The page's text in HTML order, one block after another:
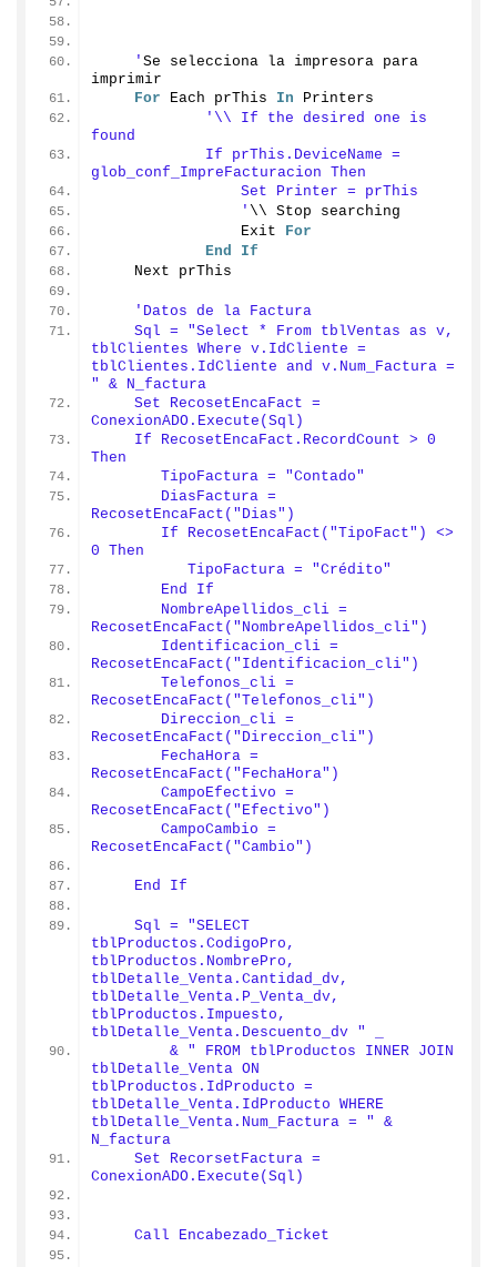
    '
Se selecciona la impresora para
imprimir
For Each prThis In Printers
'\\ If the desired one is
found
            If prThis.DeviceName =
glob_conf_ImpreFacturacion Then
                Set Printer = prThis
                '
\\ Stop searching
                Exit
For
End
If
    Next prThis
'Datos de la Factura
    Sql = "Select * From tblVentas as v,
tblClientes Where v.IdCliente =
tblClientes.IdCliente and v.Num_Factura =
" & N_factura
    Set RecosetEncaFact =
ConexionADO.Execute(Sql)
    If RecosetEncaFact.RecordCount > 0
Then
       TipoFactura = "Contado"
       DiasFactura =
RecosetEncaFact("Dias")
       If RecosetEncaFact("TipoFact") <>
0 Then
          TipoFactura = "Crédito"
       End If
       NombreApellidos_cli =
RecosetEncaFact("NombreApellidos_cli")
       Identificacion_cli =
RecosetEncaFact("Identificacion_cli")
       Telefonos_cli =
RecosetEncaFact("Telefonos_cli")
       Direccion_cli =
RecosetEncaFact("Direccion_cli")
       FechaHora =
RecosetEncaFact("FechaHora")
       CampoEfectivo =
RecosetEncaFact("Efectivo")
       CampoCambio =
RecosetEncaFact("Cambio")
    End If
    Sql = "SELECT
tblProductos.CodigoPro,
tblProductos.NombrePro,
tblDetalle_Venta.Cantidad_dv,
tblDetalle_Venta.P_Venta_dv,
tblProductos.Impuesto,
tblDetalle_Venta.Descuento_dv " _
        & " FROM tblProductos INNER JOIN
tblDetalle_Venta ON
tblProductos.IdProducto =
tblDetalle_Venta.IdProducto WHERE
tblDetalle_Venta.Num_Factura = " &
N_factura
    Set RecorsetFactura =
ConexionADO.Execute(Sql)
    Call Encabezado_Ticket